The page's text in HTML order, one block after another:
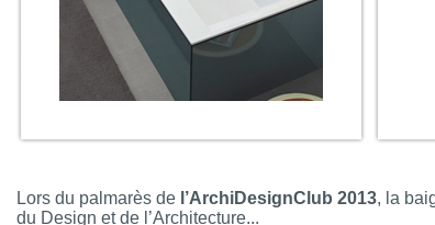
Lors du palmarès de l’ArchiDesignClub 2013, la
du Design et de l’Architecture...